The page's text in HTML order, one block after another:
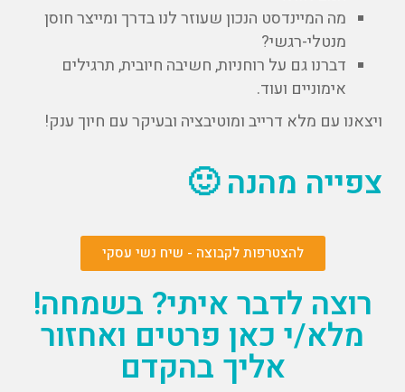
מה המיינדסט הנכון שעוזר לנו בדרך ומייצר חוסן
מנטלי-רגשי?
דברנו גם על רוחניות, חשיבה חיובית, תרגילים
אימוניים ועוד.
ויצאנו עם מלא דרייב ומוטיבציה ובעיקר עם חיוך ענק!
צפייה מהנה 🙂
להצטרפות לקבוצה - שיח נשי עסקי
רוצה לדבר איתי? בשמחה!
מלא/י כאן פרטים ואחזור
אליך בהקדם